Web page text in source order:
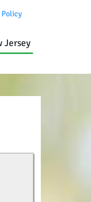
Policy
Jersey